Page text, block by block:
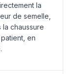
la
de semelle,
chaussure
en